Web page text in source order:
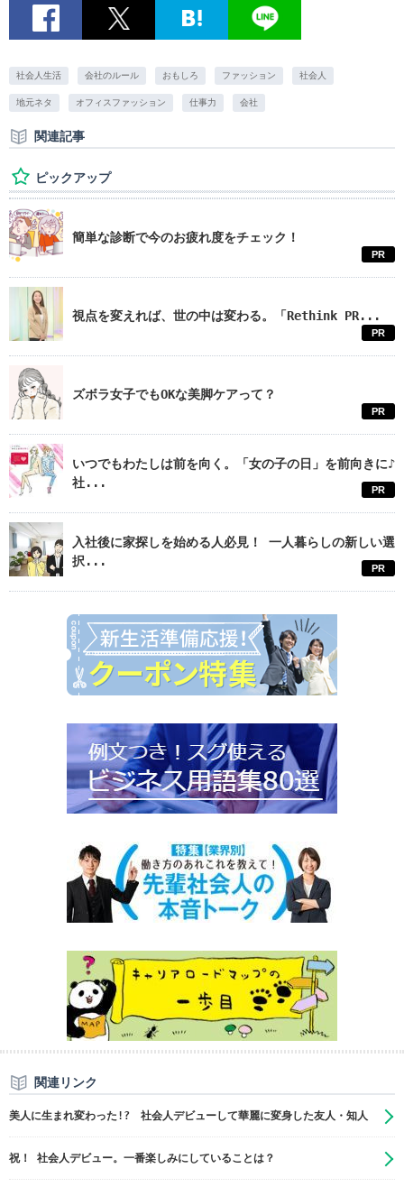
社会人生活 会社のルール おもしろ ファッション 社会人
地元ネタ オフィスファッション 仕事力 会社
関連記事
ピックアップ
簡単な診断で今のお疲れ度をチェック！
PR
視点を変えれば、世の中は変わる。「Rethink PR...
PR
ズボラ女子でもOKな美脚ケアって？
PR
いつでもわたしは前を向く。「女の子の日」を前向きに♪
社...
PR
入社後に家探しを始める人必見！ 一人暮らしの新しい選
択...
PR
関連リンク
美人に生まれ変わった!? 社会人デビューして華麗に変身した友人・知人
祝！ 社会人デビュー。一番楽しみにしていることは？